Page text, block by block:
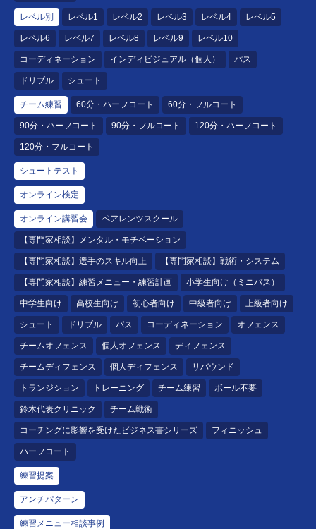
レベル別 レベル1 レベル2 レベル3 レベル4 レベル5
レベル6 レベル7 レベル8 レベル9 レベル10
コーディネーション インディビジュアル（個人） パス
ドリブル シュート
チーム練習 60分・ハーフコート 60分・フルコート
90分・ハーフコート 90分・フルコート 120分・ハーフコート
120分・フルコート
シュートテスト
オンライン検定
オンライン講習会 ペアレンツスクール
【専門家相談】メンタル・モチベーション
【専門家相談】選手のスキル向上 【専門家相談】戦術・システム
【専門家相談】練習メニュー・練習計画 小学生向け（ミニバス）
中学生向け 高校生向け 初心者向け 中級者向け 上級者向け
シュート ドリブル パス コーディネーション オフェンス
チームオフェンス 個人オフェンス ディフェンス
チームディフェンス 個人ディフェンス リバウンド
トランジション トレーニング チーム練習 ボール不要
鈴木代表クリニック チーム戦術
コーチングに影響を受けたビジネス書シリーズ フィニッシュ
ハーフコート
練習提案
アンチパターン
練習メニュー相談事例